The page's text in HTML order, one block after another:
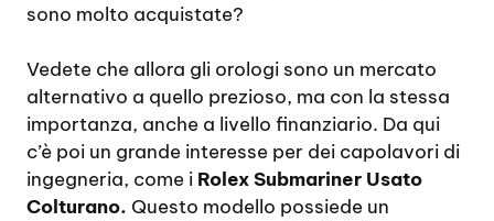
sono molto acquistate?
Vedete che allora gli orologi sono un mercato
alternativo a quello prezioso, ma con la stessa
importanza, anche a livello finanziario. Da qui
c’è poi un grande interesse per dei capolavori di
ingegneria, come i Rolex Submariner Usato
Colturano. Questo modello possiede un